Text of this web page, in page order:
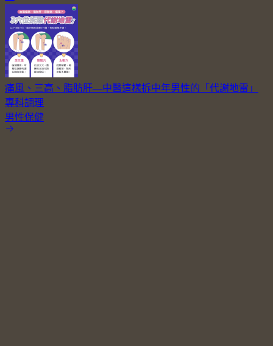
痛風、三高、脂肪肝—中醫這樣拆中年男性的「代謝地雷」
專科調理
男性保健